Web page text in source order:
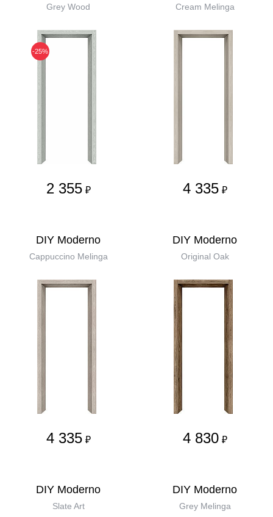
Grey Wood
-25%
2 355 ₽
Cream Melinga
4 335 ₽
DIY Moderno
Cappuccino Melinga
4 335 ₽
DIY Moderno
Original Oak
4 830 ₽
DIY Moderno
Slate Art
DIY Moderno
Grey Melinga